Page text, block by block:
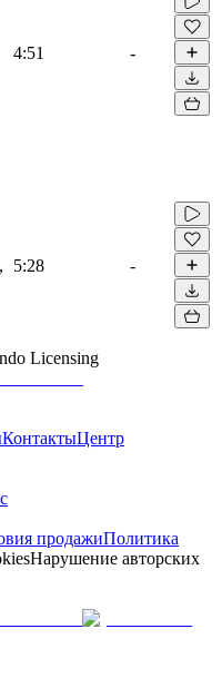
4:51 -
5:28 -
Licensing
КонтактыЦентр
продажиПолитика
Нарушение авторских